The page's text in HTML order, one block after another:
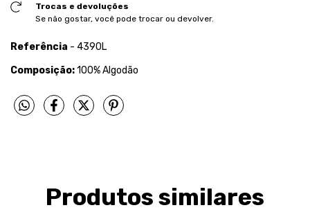
Trocas e devoluções
Se não gostar, você pode trocar ou devolver.
Referência - 4390L
Composição:100% Algodão
Produtos similares